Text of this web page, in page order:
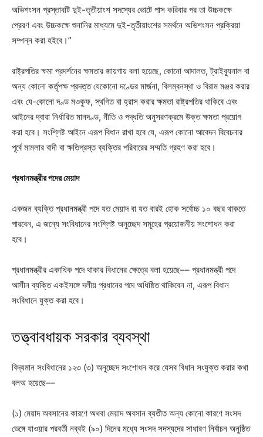
অভিশংসন প্রস্তাবটি দুই-তৃতীয়াংশ সদস্যের ভোটে পাস করিবার পর তা উচ্চকক্ষে
প্রেরণ এবং উচ্চকক্ষে শুনানির মাধ্যমে দুই-তৃতীয়াংশের সমর্থনে অভিশংসন প্রক্রিয়া
সম্পন্ন করা হইবে।”
রাষ্ট্রপতির ক্ষমা প্রদর্শনের ক্ষমতার জায়গায় বলা হয়েছে, কোনো আদালত, ট্রাইব্যুনাল বা
অন্য কোনো কর্তৃপক্ষ প্রদত্ত যেকোনো দণ্ডের মার্জনা, বিলম্বনস্থা ও বিরাম মঞ্জর করার
এবং যে-কোনো দণ্ড মওকুফ, স্থগিত বা হ্রাস করার ক্ষমতা রাষ্ট্রপতির থাকিবে এবং
আইনের দ্বারা নির্ধারিত মানদণ্ড, নীতি ও পদ্ধতি অনুসরণক্রমে উক্ত ক্ষমতা প্রয়োগ
করা হবে। সংশ্লিষ্ট আইনে এরূপ বিধান রাখা হবে যে, এরূপ কোনো আবেদন বিবেচনার
পূর্বে মামলার বাদী বা ক্ষতিগ্রস্ত ব্যক্তির পরিবারের সম্মতি গ্রহণ করা হবে।
প্রধানমন্ত্রীর পদের মেয়াদ
একজন ব্যক্তি প্রধানমন্ত্রী পদে যত মেয়াদ বা যত বারই হোক সর্বোচ্চ ১০ বছর থাকতে
পারবেন, এ জন্যে সংবিধানের সংশ্লিষ্ট অনুচ্ছেদ সমূহের প্রয়োজনীয় সংশোধন করা
হবে।
প্রধানমন্ত্রীর একাধিক পদে থাকার বিধানের ক্ষেত্রে বলা হয়েছে–– প্রধানমন্ত্রী পদে
আসীন ব্যক্তি একইসঙ্গে দলীয় প্রধানের পদে অধিষ্ঠিত থাকিবেন না, এরূপ বিধান
সংবিধানে যুক্ত করা হবে।
তত্ত্বাবধায়ক সরকার ব্যবস্থা
বিদ্যমান সংবিধানের ১২৩ (৩) অনুচ্ছেদ সংশোধন করে যেসব বিধান সংযুক্ত করার কথা
বলঅ হয়েছে––
(১) মেয়াদ অবসানের কারণে অথবা মেয়াদ অবসান ব্যতীত অন্য কোনো কারণে সংসদ
ভেঙ্গে যাওয়ার পরবর্তী নব্বই (৯০) দিনের মধ্যে সংসদ সদস্যদের সাধারণ নির্বাচন অনুষ্ঠিত